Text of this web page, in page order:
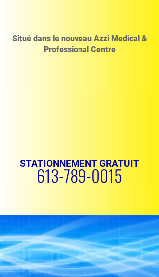
Situé dans le nouveau Azzi Medical &
Professional Centre
STATIONNEMENT GRATUIT
613-789-0015
PRENDRE RENDEZ-VOUS